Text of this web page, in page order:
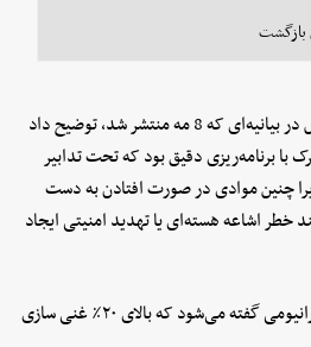
بازگشت
آژانس بین‌المللی انرژی اتمی سپس در بیانیه‌ای که 8 مه منتشر شد، توضیح داد
برنامه‌ریزی دقیق بود که تحت تدابیر
چنین موادی در صورت افتادن به دست
خطر اشاعه هسته‌ای یا تهدید امنیتی ایجاد
اورانیوم با غنای بالا (HEU) به اورانیومی گفته می‌شود که بالای ۲۰٪ غنی سازی